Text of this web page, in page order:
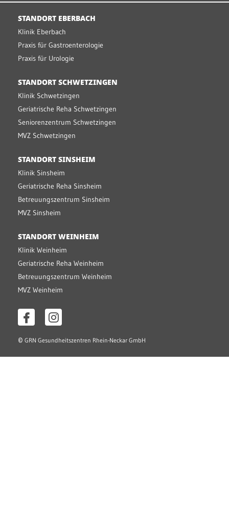
STANDORT EBERBACH
Klinik Eberbach
Praxis für Gastroenterologie
Praxis für Urologie
STANDORT SCHWETZINGEN
Klinik Schwetzingen
Geriatrische Reha Schwetzingen
Seniorenzentrum Schwetzingen
MVZ Schwetzingen
STANDORT SINSHEIM
Klinik Sinsheim
Geriatrische Reha Sinsheim
Betreuungszentrum Sinsheim
MVZ Sinsheim
STANDORT WEINHEIM
Klinik Weinheim
Geriatrische Reha Weinheim
Betreuungszentrum Weinheim
MVZ Weinheim
© GRN Gesundheitszentren Rhein-Neckar GmbH